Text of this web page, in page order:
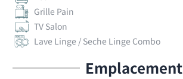
Grille Pain
TV Salon
Lave Linge / Seche Linge Combo
Emplacement